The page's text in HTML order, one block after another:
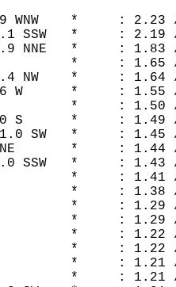
0.9 WNW    *     :
6.1 SSW   *     :
4.9 NNE   *     :
SW          *     :
4.4 NW    *     :
0.6 W      *     :
*     :
5.0 S      *     :
1.0 SW   *     :
ENE       *     :
1.0 SSW   *     :
*     :
SW         *     :
*     : 1.29
N            *     : 1.29
*     : 1.22
*     : 1.22
W            *     :
*     : 1.21